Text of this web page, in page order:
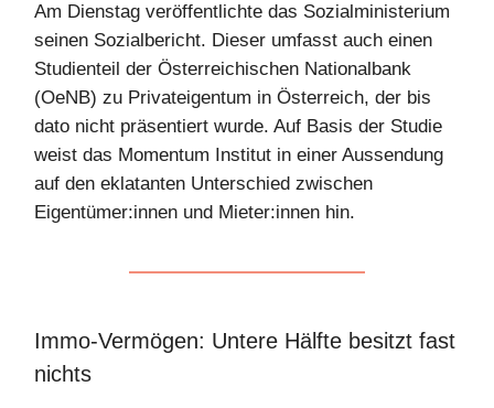
Am Dienstag veröffentlichte das Sozialministerium
seinen Sozialbericht. Dieser umfasst auch einen
Studienteil der Österreichischen Nationalbank
(OeNB) zu Privateigentum in Österreich, der bis
dato nicht präsentiert wurde. Auf Basis der Studie
weist das Momentum Institut in einer Aussendung
auf den eklatanten Unterschied zwischen
Eigentümer:innen und Mieter:innen hin.
Immo-Vermögen: Untere Hälfte besitzt fast
nichts